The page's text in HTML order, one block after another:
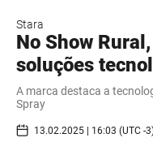
Stara
No Show
soluções
A marca destaca a
Spray
13.02.2025 | 16:03 (UTC -